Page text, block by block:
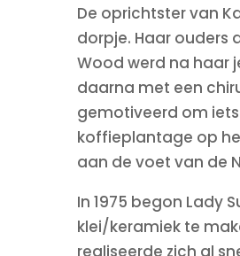
De oprichtster van
dorpje. Haar ouders
Wood werd na haar
daarna met een
gemotiveerd om
koffieplantage op
aan de voet van de
In 1975 begon Lady
klei/keramiek te
realiseerde zich al